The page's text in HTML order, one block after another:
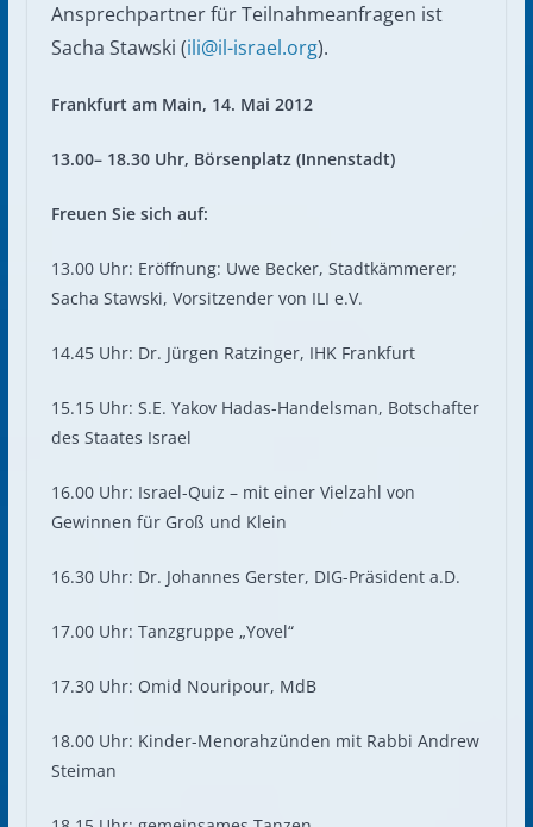
Ansprechpartner für Teilnahmeanfragen ist
Sacha Stawski (ili@il-israel.org).
Frankfurt am Main, 14. Mai 2012
13.00– 18.30 Uhr, Börsenplatz (Innenstadt)
Freuen Sie sich auf:
13.00 Uhr: Eröffnung: Uwe Becker, Stadtkämmerer;
Sacha Stawski, Vorsitzender von ILI e.V.
14.45 Uhr: Dr. Jürgen Ratzinger, IHK Frankfurt
15.15 Uhr: S.E. Yakov Hadas-Handelsman, Botschafter
des Staates Israel
16.00 Uhr: Israel-Quiz – mit einer Vielzahl von
Gewinnen für Groß und Klein
16.30 Uhr: Dr. Johannes Gerster, DIG-Präsident a.D.
17.00 Uhr: Tanzgruppe „Yovel“
17.30 Uhr: Omid Nouripour, MdB
18.00 Uhr: Kinder-Menorahzünden mit Rabbi Andrew
Steiman